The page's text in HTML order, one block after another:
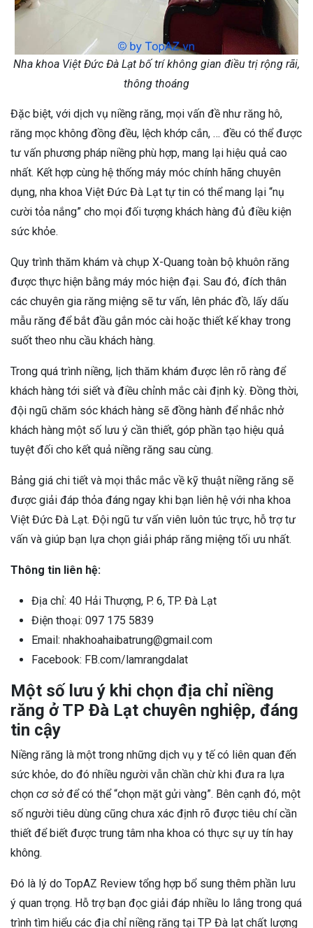
Nha khoa Việt Đức Đà Lạt bố trí không gian điều trị rộng rãi,
thông thoáng
Đặc biệt, với dịch vụ niềng răng, mọi vấn đề như răng hô,
răng mọc không đồng đều, lệch khớp cắn, … đều có thể được
tư vấn phương pháp niềng phù hợp, mang lại hiệu quả cao
nhất. Kết hợp cùng hệ thống máy móc chính hãng chuyên
dụng, nha khoa Việt Đức Đà Lạt tự tin có thể mang lại “nụ
cười tỏa nắng” cho mọi đối tượng khách hàng đủ điều kiện
sức khỏe.
Quy trình thăm khám và chụp X-Quang toàn bộ khuôn răng
được thực hiện bằng máy móc hiện đại. Sau đó, đích thân
các chuyên gia răng miệng sẽ tư vấn, lên phác đồ, lấy dấu
mẫu răng để bắt đầu gắn móc cài hoặc thiết kế khay trong
suốt theo nhu cầu khách hàng.
Trong quá trình niềng, lịch thăm khám được lên rõ ràng để
khách hàng tới siết và điều chỉnh mắc cài định kỳ. Đồng thời,
đội ngũ chăm sóc khách hàng sẽ đồng hành để nhắc nhở
khách hàng một số lưu ý cần thiết, góp phần tạo hiệu quả
tuyệt đối cho kết quả niềng răng sau cùng.
Bảng giá chi tiết và mọi thắc mắc về kỹ thuật niềng răng sẽ
được giải đáp thỏa đáng ngay khi bạn liên hệ với nha khoa
Việt Đức Đà Lạt. Đội ngũ tư vấn viên luôn túc trực, hỗ trợ tư
vấn và giúp bạn lựa chọn giải pháp răng miệng tối ưu nhất.
Thông tin liên hệ:
Địa chỉ: 40 Hải Thượng, P. 6, TP. Đà Lạt
Điện thoại: 097 175 5839
Email: nhakhoahaibatrung@gmail.com
Facebook: FB.com/lamrangdalat
Một số lưu ý khi chọn địa chỉ niềng
răng ở TP Đà Lạt chuyên nghiệp, đáng
tin cậy
Niềng răng là một trong những dịch vụ y tế có liên quan đến
sức khỏe, do đó nhiều người vẫn chần chừ khi đưa ra lựa
chọn cơ sở để có thể “chọn mặt gửi vàng”. Bên cạnh đó, một
số người tiêu dùng cũng chưa xác định rõ được tiêu chí cần
thiết để biết được trung tâm nha khoa có thực sự uy tín hay
không.
Đó là lý do TopAZ Review tổng hợp bổ sung thêm phần lưu
ý quan trọng. Hỗ trợ bạn đọc giải đáp nhiều lo lắng trong quá
trình tìm hiểu các địa chỉ niềng răng tại TP Đà lạt chất lượng